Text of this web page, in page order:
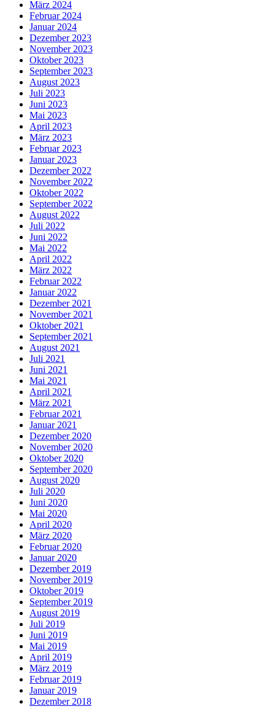
März 2024
Februar 2024
Januar 2024
Dezember 2023
November 2023
Oktober 2023
September 2023
August 2023
Juli 2023
Juni 2023
Mai 2023
April 2023
März 2023
Februar 2023
Januar 2023
Dezember 2022
November 2022
Oktober 2022
September 2022
August 2022
Juli 2022
Juni 2022
Mai 2022
April 2022
März 2022
Februar 2022
Januar 2022
Dezember 2021
November 2021
Oktober 2021
September 2021
August 2021
Juli 2021
Juni 2021
Mai 2021
April 2021
März 2021
Februar 2021
Januar 2021
Dezember 2020
November 2020
Oktober 2020
September 2020
August 2020
Juli 2020
Juni 2020
Mai 2020
April 2020
März 2020
Februar 2020
Januar 2020
Dezember 2019
November 2019
Oktober 2019
September 2019
August 2019
Juli 2019
Juni 2019
Mai 2019
April 2019
März 2019
Februar 2019
Januar 2019
Dezember 2018